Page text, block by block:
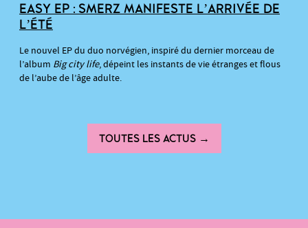
EASY EP : SMERZ MANIFESTE L’ARRIVÉE DE
L’ÉTÉ
Le nouvel EP du duo norvégien, inspiré du dernier morceau de
l’album Big city life, dépeint les instants de vie étranges et flous
de l’aube de l’âge adulte.
TOUTES LES ACTUS →